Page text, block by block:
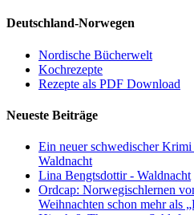
Deutschland-Norwegen
Nordische Bücherwelt
Kochrezepte
Rezepte als PDF Download
Neueste Beiträge
Ein neuer schwedischer
Waldnacht
Lina Bengtsdottir - Waldnacht
Ordcap: Norwegischlernen
Weihnachten schon mehr als